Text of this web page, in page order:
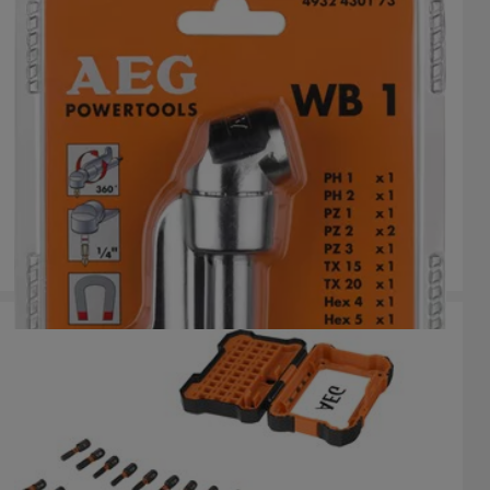
Adaptador angular WB1
WB1 Set- Screwdriver Angle Attachment with 10 Screwdriving
Versiones: x2